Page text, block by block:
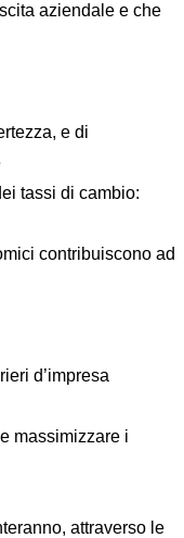
aziendale e che
e di
tassi di cambio:
contribuiscono ad
d’impresa
massimizzare i
attraverso le